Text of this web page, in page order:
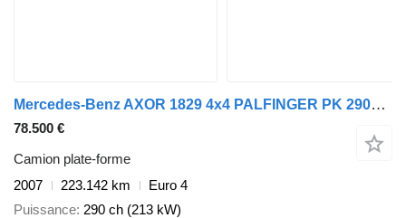
Mercedes-Benz AXOR 1829 4x4 PALFINGER PK 29002 Crane Winch Kra
78.500 €
Camion plate-forme
2007
223.142 km
Euro 4
Puissance 290 ch (213 kW)